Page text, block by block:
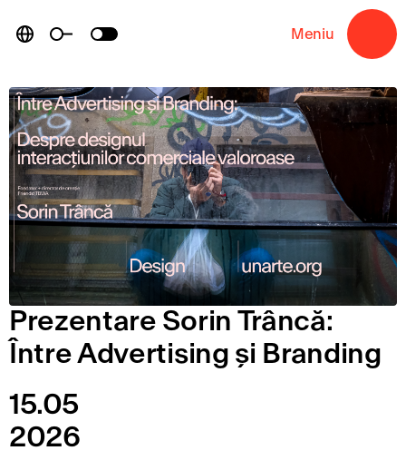
content
Meniu
Prezentare Sorin Trâncă:
Între Advertising și Branding
15.05
2026